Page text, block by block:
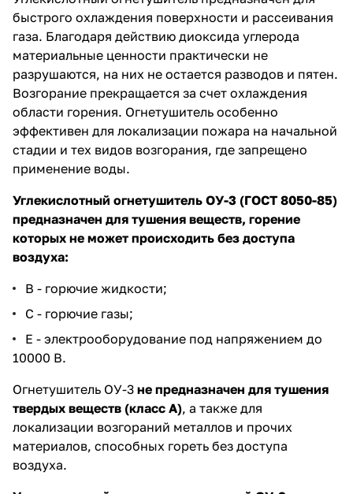
быстрого охлаждения поверхности и рассеивания
газа. Благодаря действию диоксида углерода
материальные ценности практически не
разрушаются, на них не остается разводов и пятен.
Возгорание прекращается за счет охлаждения
области горения. Огнетушитель особенно
эффективен для локализации пожара на начальной
стадии и тех видов возгорания, где запрещено
применение воды.
Углекислотный огнетушитель ОУ-3 (ГОСТ 8050-85)
предназначен для тушения веществ, горение
которых не может происходить без доступа
воздуха:
В - горючие жидкости;
С - горючие газы;
Е - электрооборудование под напряжением до
10000 В.
Огнетушитель ОУ-3 не предназначен для тушения
твердых веществ (класс А), а также для
локализации возгораний металлов и прочих
материалов, способных гореть без доступа
воздуха.